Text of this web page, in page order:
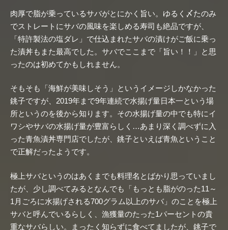
肉厚で脂が乗っているサバがとにかく旨い。ゆるく〆たのみ
でストレートにサバの風味を楽しめる寿司も絶品ですが、
「特許製法の塩ダレ」で仕込まれたサバの漬けがご飯に乗っ
た漬丼もまた最高でした。サバでここまで「旨い！！」と思
ったのは初めてかもしれません。
そもそも「海鮮が美味しそう」というイメージしかなかった
銚子ですが、2019年まで9年連続で水揚げ量日本一という場
所というのを後から知ります。その水揚げ量の中でも特にイ
ワシやサバの水揚げ量が豊富らしく…あまり深く調べずに入
った青魚漬丼専門店でしたが、銚子といえば青魚ということ
で正解だったようです。
極上サバというのはあくまでも料理名とばかり思っていまし
たが、少し調べてみるとなんでも「もっとも脂がのった11～
1月ごろに水揚げされる700グラム以上のサバ」のことを極上
サバと呼んでいるらしく、漁獲量のたった1パーセントの貴
重なサバらしい。まったく知らずに食べてましたが、銚子で